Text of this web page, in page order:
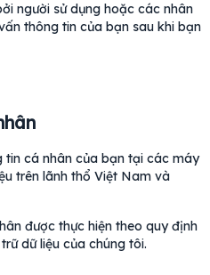
người sử dụng hoặc các nhân
thông tin của bạn sau khi bạn
tin cá nhân của bạn tại các máy
trên lãnh thổ Việt Nam và
được thực hiện theo quy định
dữ liệu của chúng tôi.